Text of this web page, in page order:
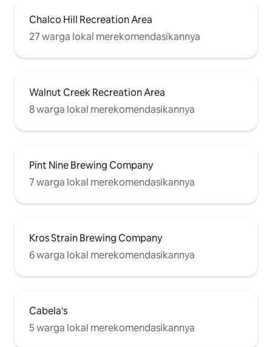
Chalco Hill Recreation Area
27 warga lokal merekomendasikannya
Walnut Creek Recreation Area
8 warga lokal merekomendasikannya
Pint Nine Brewing Company
7 warga lokal merekomendasikannya
Kros Strain Brewing Company
6 warga lokal merekomendasikannya
Cabela's
5 warga lokal merekomendasikannya